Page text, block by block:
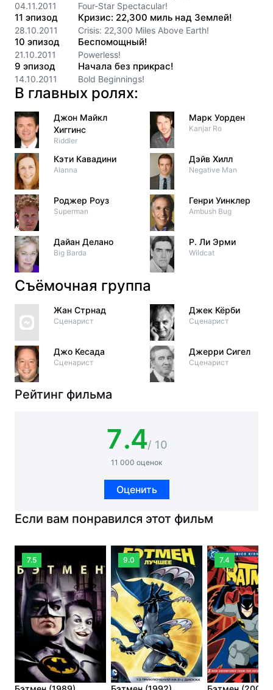
04.11.2011 Four-Star Spectacular!
11 эпизод
28.10.2011
Кризис: 22,300 миль над Землей!
Crisis: 22,300 Miles Above Earth!
10 эпизод
21.10.2011
Беспомощный!
Powerless!
9 эпизод
14.10.2011
Начала без прикрас!
Bold Beginnings!
В главных ролях:
Джон Майкл
Хиггинс
Riddler
Кэти Кавадини
Alanna
Роджер Роуз
Superman
Дайан Делано
Big Barda
Марк Уорден
Kanjar Ro
Дэйв Хилл
Negative Man
Генри Уинклер
Ambush Bug
Р. Ли Эрми
Wildcat
Съёмочная группа
Жан Стрнад
Сценарист
Джо Кесада
Сценарист
Джек Кёрби
Сценарист
Джерри Сигел
Сценарист
Рейтинг фильма
7.4/ 10
11 000 оценок
Оценить
Если вам понравился этот фильм
7.5 9.0 7.4